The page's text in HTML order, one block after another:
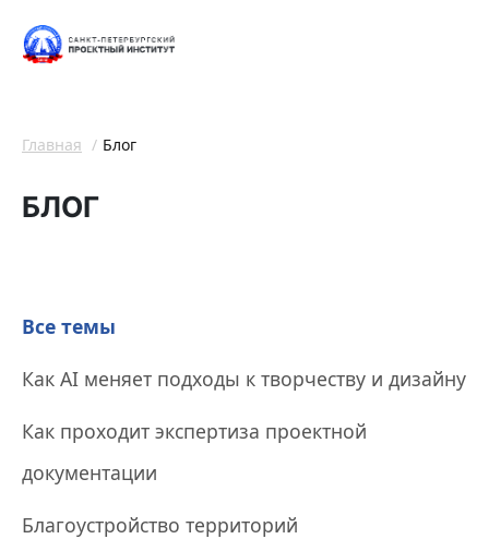
Главная Блог
БЛОГ
Все темы
Как AI меняет подходы к творчеству и дизайну
Как проходит экспертиза проектной
документации
Благоустройство территорий